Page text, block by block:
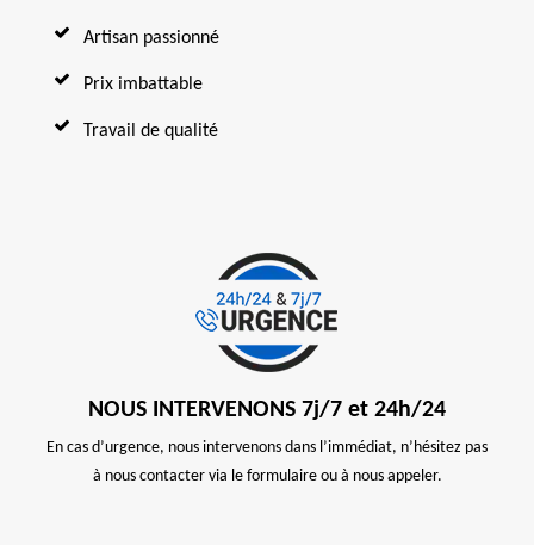
Artisan passionné
Prix imbattable
Travail de qualité
NOUS INTERVENONS 7j/7 et 24h/24
En cas d’urgence, nous intervenons dans l’immédiat, n’hésitez pas
à nous contacter via le formulaire ou à nous appeler.